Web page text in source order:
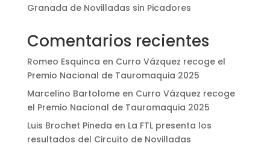
Granada de Novilladas sin Picadores
Comentarios recientes
Romeo Esquinca en Curro Vázquez recoge el
Premio Nacional de Tauromaquia 2025
Marcelino Bartolomeen Curro Vázquez recoge
el Premio Nacional de Tauromaquia 2025
Luis Brochet Pineda en La FTL presenta los
resultados del Circuito de Novilladas